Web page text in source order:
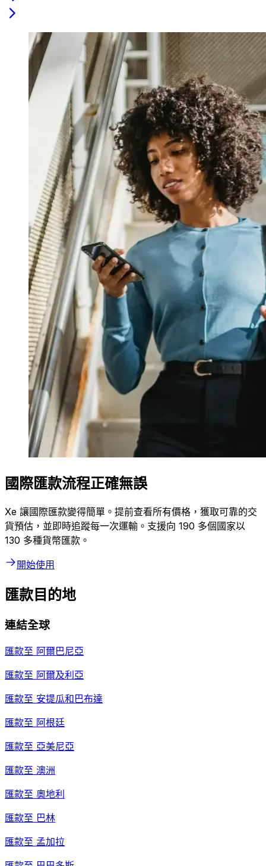
國際匯款流程正確無誤
Xe 讓國際匯款變得簡單。提前查看所有價格，獲取可靠的交
貨預估，並即時追蹤每一次運輸。支援向 190 多個國家以
130 多種貨幣匯款。
開始使用
匯款目的地
連結全球
匯款至 阿爾巴尼亞
匯款至 阿爾及利亞
匯款至 安提瓜和巴布達
匯款至 阿根廷
匯款至 亞美尼亞
匯款至 澳洲
匯款至 奧地利
匯款至 巴林
匯款至 孟加拉